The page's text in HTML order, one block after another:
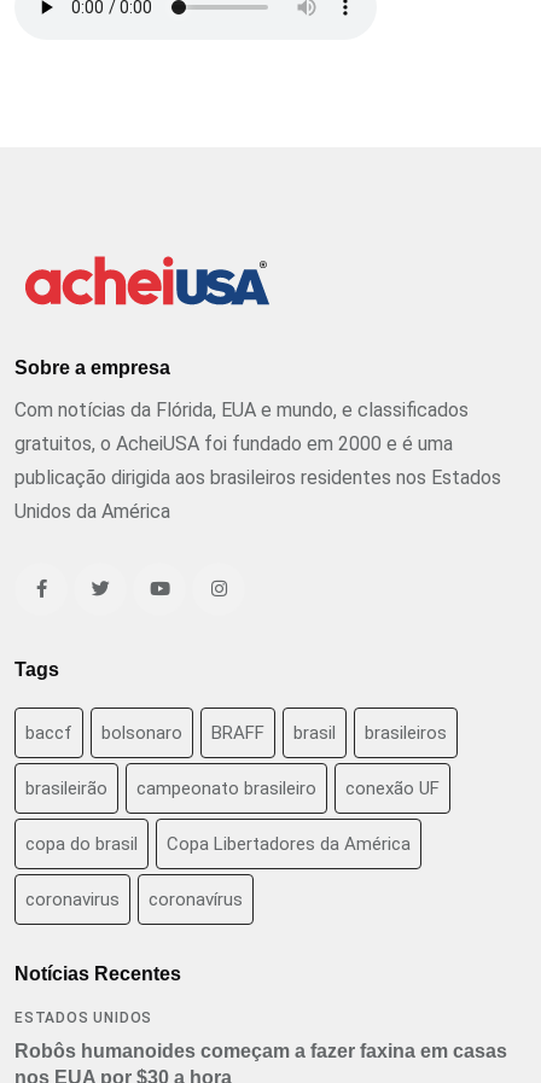
Sobre a empresa
Com notícias da Flórida, EUA e mundo, e classificados
gratuitos, o AcheiUSA foi fundado em 2000 e é uma
publicação dirigida aos brasileiros residentes nos Estados
Unidos da América
Tags
baccf bolsonaro BRAFF brasil brasileiros
brasileirão campeonato brasileiro conexão UF
copa do brasil Copa Libertadores da América
coronavirus coronavírus
Notícias Recentes
ESTADOS UNIDOS
Robôs humanoides começam a fazer faxina em casas
nos EUA por $30 a hora